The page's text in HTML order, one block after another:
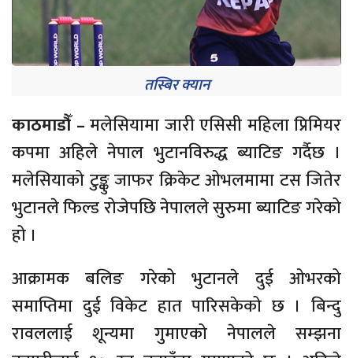
तस्बिर क्यान
काठमाडौँ –मलेसियामा जारी एसिसी महिला प्रिमियर
कपमा अहिले नेपाल भुटानविरुद्ध ब्याटिङ गर्दैछ ।
मलेसियाको टुङ्कु जाफर क्रिकेट ओभलमामा टस जितेर
भुटानले फिल्ड रोजेपछि नेपालले सुरुमा ब्याटिङ गरेको
हो ।
आक्रामक बलिङ गरेको भुटानले दुई ओभरको
समाप्तिमा दुई विकेट हात पारिसकेको छ । बिन्दु
रावललाई शून्यमा गुमाएको नेपालले सम्झना